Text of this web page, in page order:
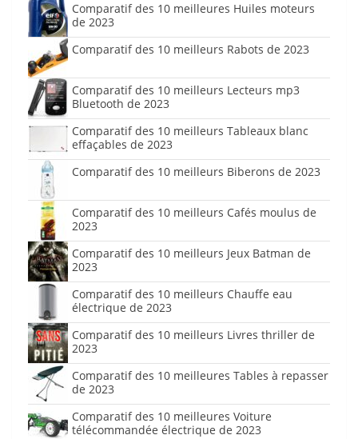
Comparatif des 10 meilleures Huiles moteurs
de 2023
Comparatif des 10 meilleurs Rabots de 2023
Comparatif des 10 meilleurs Lecteurs mp3
Bluetooth de 2023
Comparatif des 10 meilleurs Tableaux blanc
effaçables de 2023
Comparatif des 10 meilleurs Biberons de 2023
Comparatif des 10 meilleurs Cafés moulus de
2023
Comparatif des 10 meilleurs Jeux Batman de
2023
Comparatif des 10 meilleurs Chauffe eau
électrique de 2023
Comparatif des 10 meilleurs Livres thriller de
2023
Comparatif des 10 meilleures Tables à repasser
de 2023
Comparatif des 10 meilleures Voiture
télécommandée électrique de 2023